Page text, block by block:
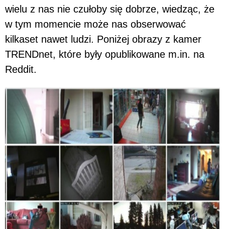
wielu z nas nie czułoby się dobrze, wiedząc, że
w tym momencie może nas obserwować
kilkaset nawet ludzi. Poniżej obrazy z kamer
TRENDnet, które były opublikowane m.in. na
Reddit.